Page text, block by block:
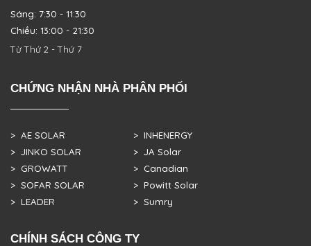
Sáng: 7:30 - 11:30
Chiều: 13:00 - 21:30
Từ Thứ 2 - Thứ 7
CHỨNG NHẬN NHÀ PHÂN PHỐI
> AE SOLAR
> JINKO SOLAR
> GROWATT
> SOFAR SOLAR
> LEADER
> INHENERGY
> JA Solar
> Canadian
> Powitt Solar
> Sumry
CHÍNH SÁCH CÔNG TY